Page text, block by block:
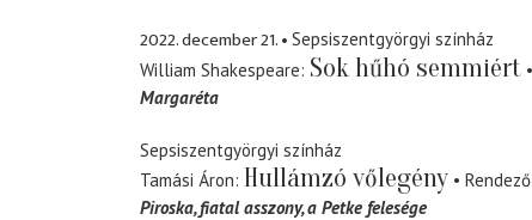
2022. december 21.
Sepsiszentgyörgyi színház
William Shakespeare Sok hűhó semmiért
Margaréta
Sepsiszentgyörgyi színház
Tamási Áron Hullámzó vőlegény Rendező
Piroska, fiatal asszony a Petke felesége